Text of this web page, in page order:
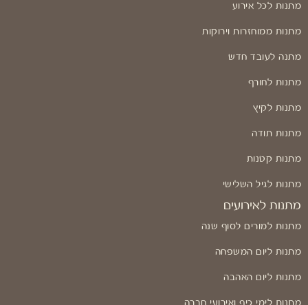
מתנות לכל אירוע
מתנות ממוחזרות וירוקות
מתנה לעובד חדש
מתנות לחורף
מתנות לקיץ
מתנות תודה
מתנות קטנות
מתנות לגיל השלישי
מתנות לאירועים
מתנות למורים לסוף שנה
מתנות ליום המשפחה
מתנות ליום האהבה